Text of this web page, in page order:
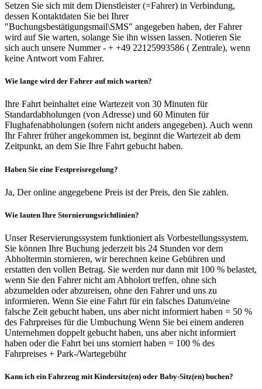
Setzen Sie sich mit dem Dienstleister (=Fahrer) in Verbindung,
dessen Kontaktdaten Sie bei Ihrer
"Buchungsbestätigungsmail\SMS" angegeben haben, der Fahrer
wird auf Sie warten, solange Sie ihn wissen lassen. Notieren Sie
sich auch unsere Nummer - + +49 22125993586 ( Zentrale), wenn
keine Antwort vom Fahrer.
Wie lange wird der Fahrer auf mich warten?
Ihre Fahrt beinhaltet eine Wartezeit von 30 Minuten für
Standardabholungen (von Adresse) und 60 Minuten für
Flughafenabholungen (sofern nicht anders angegeben). Auch wenn
Ihr Fahrer früher angekommen ist, beginnt die Wartezeit ab dem
Zeitpunkt, an dem Sie Ihre Fahrt gebucht haben.
Haben Sie eine Festpreisregelung?
Ja, Der online angegebene Preis ist der Preis, den Sie zahlen.
Wie lauten Ihre Stornierungsrichtlinien?
Unser Reservierungssystem funktioniert als Vorbestellungssystem.
Sie können Ihre Buchung jederzeit bis 24 Stunden vor dem
Abholtermin stornieren, wir berechnen keine Gebühren und
erstatten den vollen Betrag. Sie werden nur dann mit 100 % belastet,
wenn Sie den Fahrer nicht am Abholort treffen, ohne sich
abzumelden oder abzureisen, ohne den Fahrer und uns zu
informieren. Wenn Sie eine Fahrt für ein falsches Datum/eine
falsche Zeit gebucht haben, uns aber nicht informiert haben = 50 %
des Fahrpreises für die Umbuchung Wenn Sie bei einem anderen
Unternehmen doppelt gebucht haben, uns aber nicht informiert
haben oder die Fahrt bei uns storniert haben = 100 % des
Fahrpreises + Park-/Wartegebühr
Kann ich ein Fahrzeug mit Kindersitz(en) oder Baby-Sitz(en) buchen?